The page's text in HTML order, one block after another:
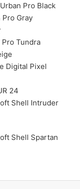
Pro Black
Pro Gray
Pro Tundra
Digital Pixel
24
Shell Intruder
Shell Spartan